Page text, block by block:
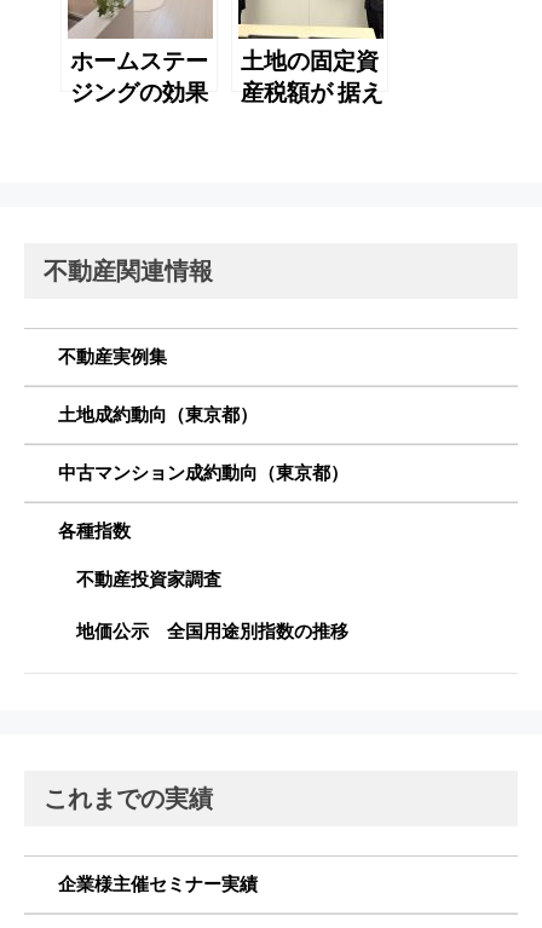
ホームステー
ジングの効果
土地の固定資
産税額が 据え
不動産関連情報
不動産実例集
土地成約動向（東京都）
中古マンション成約動向（東京都）
各種指数
不動産投資家調査
地価公示 全国用途別指数の推移
これまでの実績
企業様主催セミナー実績